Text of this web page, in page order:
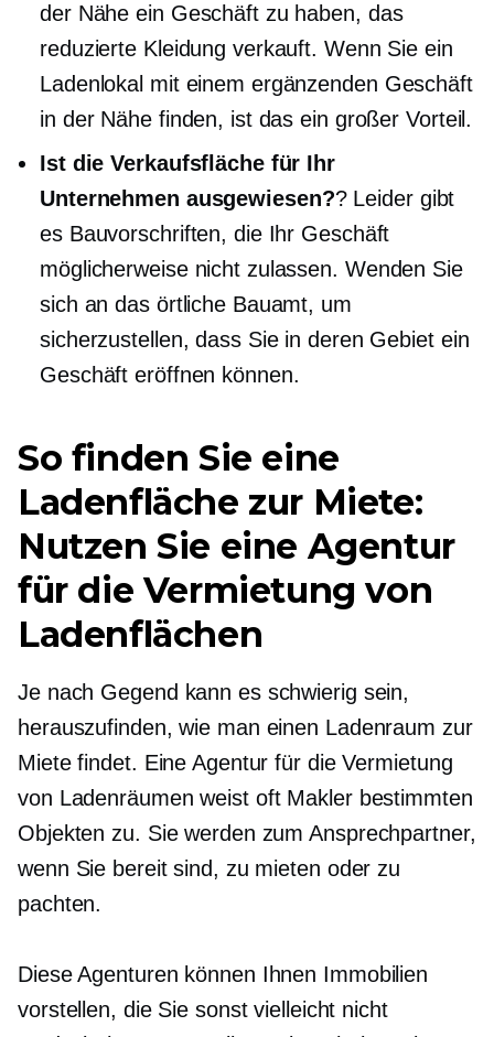
der Nähe ein Geschäft zu haben, das
reduzierte Kleidung verkauft. Wenn Sie ein
Ladenlokal mit einem ergänzenden Geschäft
in der Nähe finden, ist das ein großer Vorteil.
Ist die Verkaufsfläche für Ihr
Unternehmen ausgewiesen?? Leider gibt
es Bauvorschriften, die Ihr Geschäft
möglicherweise nicht zulassen. Wenden Sie
sich an das örtliche Bauamt, um
sicherzustellen, dass Sie in deren Gebiet ein
Geschäft eröffnen können.
So finden Sie eine
Ladenfläche zur Miete:
Nutzen Sie eine Agentur
für die Vermietung von
Ladenflächen
Je nach Gegend kann es schwierig sein,
herauszufinden, wie man einen Ladenraum zur
Miete findet. Eine Agentur für die Vermietung
von Ladenräumen weist oft Makler bestimmten
Objekten zu. Sie werden zum Ansprechpartner,
wenn Sie bereit sind, zu mieten oder zu
pachten.
Diese Agenturen können Ihnen Immobilien
vorstellen, die Sie sonst vielleicht nicht